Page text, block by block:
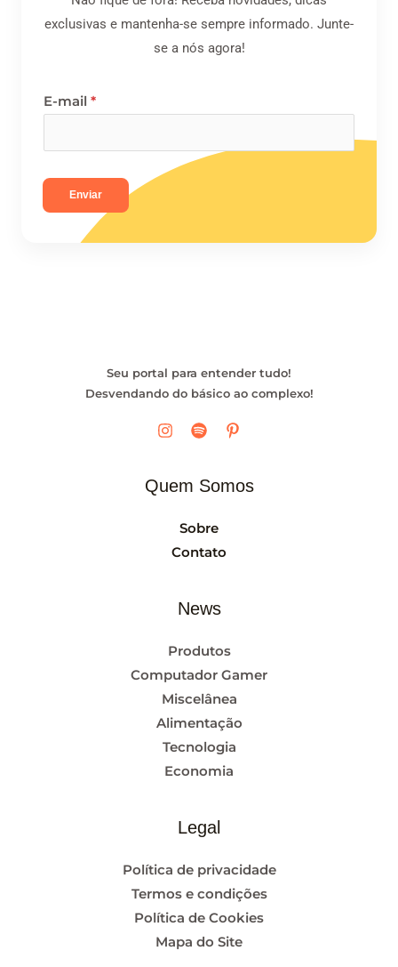
exclusivas e mantenha-se sempre informado. Junte-
se a nós agora!
E-mail *
Enviar
Seu portal para entender tudo!
Desvendando do básico ao complexo!
Quem Somos
Sobre
Contato
News
Produtos
Computador Gamer
Miscelânea
Alimentação
Tecnologia
Economia
Legal
Política de privacidade
Termos e condições
Política de Cookies
Mapa do Site